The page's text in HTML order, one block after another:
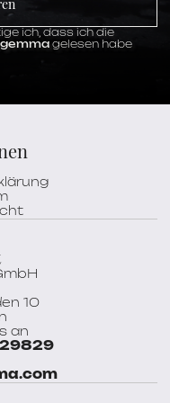
GMT, Minute,
ich, dass ich die
gelesen habe
10
an